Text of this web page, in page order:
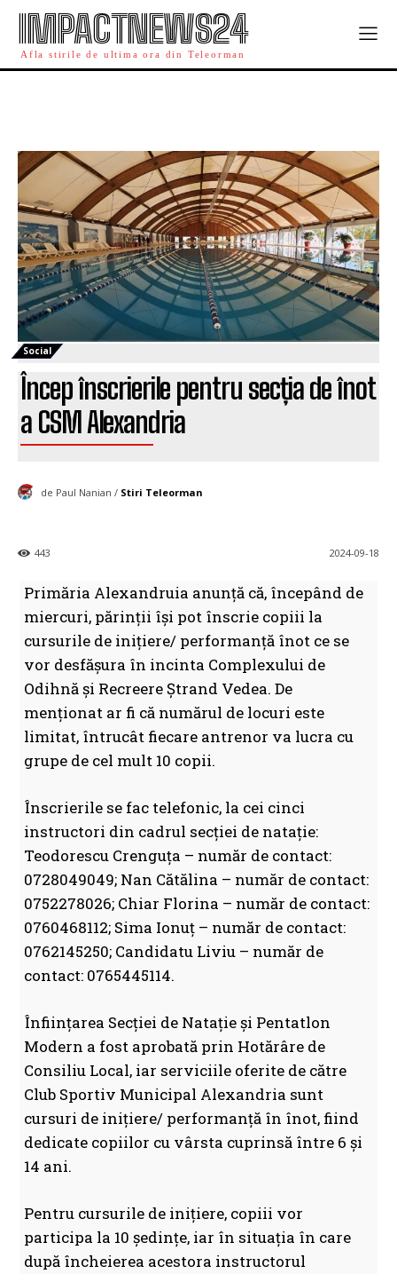
IMPACTNEWS24
Afla stirile de ultima ora din Teleorman
Social
Încep înscrierile pentru secția de înot
a CSM Alexandria
de Paul Nanian / Stiri Teleorman
2024-09-18
443
Primăria Alexandruia anunță că, începând de
miercuri, părinții își pot înscrie copiii la
cursurile de inițiere/ performanță înot ce se
vor desfășura în incinta Complexului de
Odihnă și Recreere Ștrand Vedea. De
menționat ar fi că numărul de locuri este
limitat, întrucât fiecare antrenor va lucra cu
grupe de cel mult 10 copii.
Înscrierile se fac telefonic, la cei cinci
instructori din cadrul secției de natație:
Teodorescu Crenguța – număr de contact:
0728049049; Nan Cătălina – număr de contact:
0752278026; Chiar Florina – număr de contact:
0760468112; Sima Ionuț – număr de contact:
0762145250; Candidatu Liviu – număr de
contact: 0765445114.
Înființarea Secției de Natație și Pentatlon
Modern a fost aprobată prin Hotărâre de
Consiliu Local, iar serviciile oferite de către
Club Sportiv Municipal Alexandria sunt
cursuri de inițiere/ performanță în înot, fiind
dedicate copiilor cu vârsta cuprinsă între 6 și
14 ani.
Pentru cursurile de inițiere, copiii vor
participa la 10 ședințe, iar în situația în care
după încheierea acestora instructorul